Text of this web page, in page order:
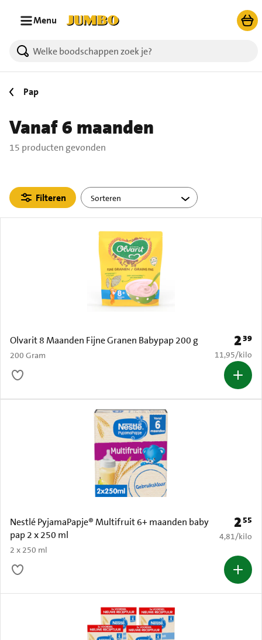
Menu
15 producten gevonden.
Pap
Vanaf 6 maanden
15 producten gevonden
Filteren
Olvarit 8 Maanden Fijne Granen Babypap 200 g
200 Gram
Prijs:
239
€ 11,95 per
11,95/kilo
Nestlé PyjamaPapje® Multifruit 6+ maanden baby
pap 2 x 250 ml
2 x 250 ml
Prijs:
255
€ 4,81 per
4,81/kilo